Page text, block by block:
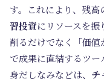
す。これにより、残高
習投資にリソースを振
削るだけでなく「価
で成果に直結するツ
身だしなみなどは、 チ